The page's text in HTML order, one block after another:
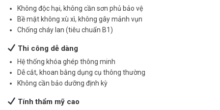
Không độc hại, không cần sơn phủ bảo vệ
Bề mặt không xù xì, không gây mảnh vụn
Chống cháy lan (tiêu chuẩn B1)
Thi công dễ dàng
Hệ thống khóa ghép thông minh
Dễ cắt, khoan bằng dụng cụ thông thường
Không cần bảo dưỡng định kỳ
Tính thẩm mỹ cao